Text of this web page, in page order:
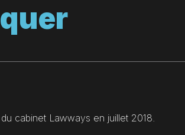
cabinet Lawways en juillet 2018.